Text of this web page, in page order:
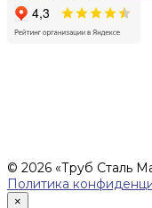
© 2026 «Труб Сталь
Политика
×